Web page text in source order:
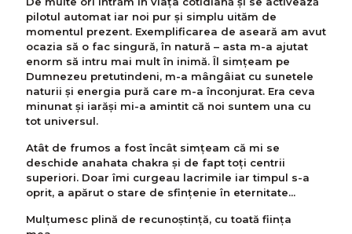
pilotul automat iar noi pur şi simplu uităm de
momentul prezent. Exemplificarea de aseară am avut
ocazia să o fac singură, în natură – asta m-a ajutat
enorm să intru mai mult în inimă. Îl simţeam pe
Dumnezeu pretutindeni, m-a mângâiat cu sunetele
naturii şi energia pură care m-a înconjurat. Era ceva
minunat şi iarăşi mi-a amintit că noi suntem una cu
tot universul.
Atât de frumos a fost încât simţeam că mi se
deschide anahata chakra şi de fapt toţi centrii
superiori. Doar îmi curgeau lacrimile iar timpul s-a
oprit, a apărut o stare de sfinţenie în eternitate...
Mulţumesc plină de recunoştinţă, cu toată fiinţa